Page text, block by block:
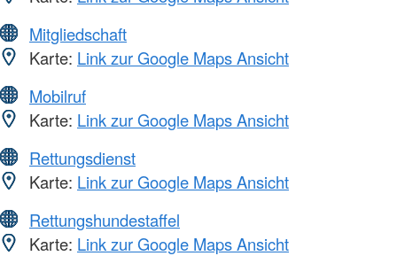
Mitgliedschaft
Karte: Link zur Google Maps Ansicht
Mobilruf
Karte: Link zur Google Maps Ansicht
Rettungsdienst
Karte: Link zur Google Maps Ansicht
Rettungshundestaffel
Karte: Link zur Google Maps Ansicht